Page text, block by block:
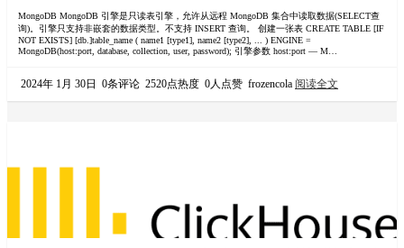
MongoDB MongoDB 引擎是只读表引擎，允许从远程 MongoDB 集合中读取数据(SELECT查
询)。引擎只支持非嵌套的数据类型。不支持 INSERT 查询。 创建一张表 CREATE TABLE [IF
NOT EXISTS] [db.]table_name ( name1 [type1], name2 [type2], ... ) ENGINE =
MongoDB(host:port, database, collection, user, password); 引擎参数 host:port — M…
2024年 1月 30日 0条评论 2520点热度 0人点赞 frozencola 阅读全文